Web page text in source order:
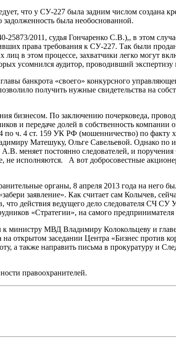
что у СУ-227 была задним числом создана
была необоснованной.
25873/2011, судья Гончаренко С.В.),, в этом
права требования к СУ-227. Так были
в этом процессе, захватчики легко могут
усомнился аудитор, проводивший экспертизу
банкрота «своего» конкурсного
получить нужные свидетельства на
бизнесом. По заключению почерковеда,
и передаче долей в собственность
ч. 4 ст. 159 УК РФ (мошенничество) по факту
Матешуку, Ольге Савельевой. Однако по
меняет постоянно следователей, и
исполняются. А вот добросовестные
органы, 8 апреля 2013 года на него
заявление». Как считает сам Колычев,
что действия ведущего дело следователя СЧ
«Стратегии», на самого
министру МВД Владимиру Колокольцеву и
открытом заседании Центра «Бизнес против
а также направить письма в прокуратуру и
правоохранителей.